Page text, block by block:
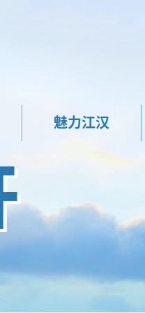
魅力江汉